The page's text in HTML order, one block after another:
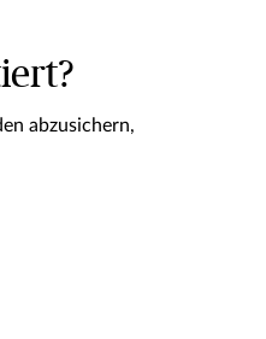
abzusichern,